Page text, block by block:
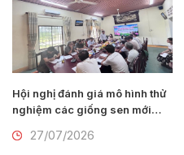
Hội nghị đánh giá mô hình thử
nghiệm các giống sen mới
tại thành phố Huế
27/07/2026